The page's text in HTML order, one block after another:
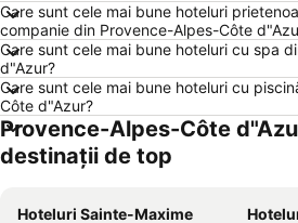
Hoteluri București
Hoteluri Jurmala
Hoteluri Sithonia
Hoteluri Croaţia
Hoteluri Coasta croată
Hoteluri Bulgaria
Care sunt cele mai bune hoteluri
companie din Provence-Alpes-Côte
Care sunt cele mai bune hoteluri cu spa
d"Azur?
Care sunt cele mai bune hoteluri cu
Côte d"Azur?
Provence-Alpes-Côte
destinații de top
Hoteluri Sainte-Maxime